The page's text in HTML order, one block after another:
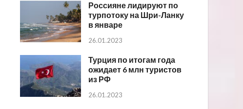
Россияне лидируют по
турпотоку на Шри-Ланку
в январе
26.01.2023
Турция по итогам года
ожидает 6 млн туристов
из РФ
26.01.2023